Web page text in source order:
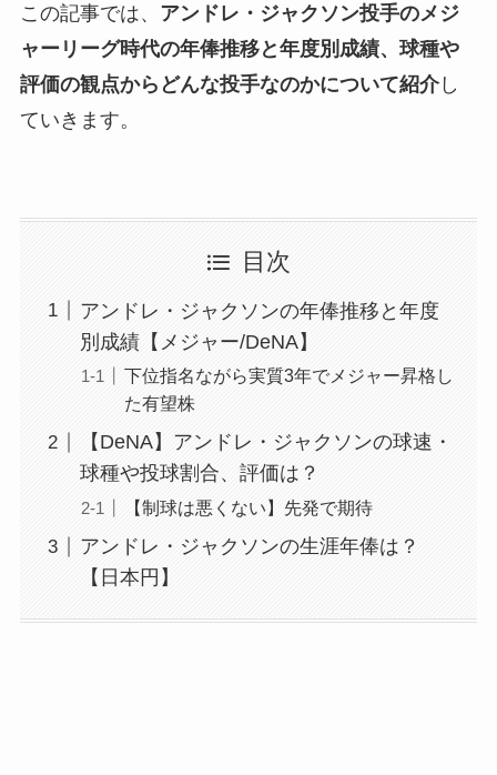
この記事では、 アンドレ・ジャクソン投手のメジ
ャーリーグ時代の年俸推移と年度別成績、球種や
評価の観点からどんな投手なのかについて紹介し
ていきます。
目次
アンドレ・ジャクソンの年俸推移と年度
別成績【メジャー/DeNA】
下位指名ながら実質3年でメジャー昇格し
た有望株
【DeNA】アンドレ・ジャクソンの球速・
球種や投球割合、評価は？
【制球は悪くない】先発で期待
アンドレ・ジャクソンの生涯年俸は？
【日本円】